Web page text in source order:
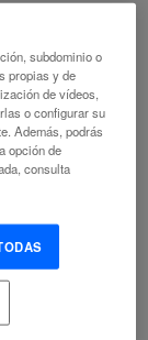
para el
entre distintas
creciente y los
entre
para
subdominio o
propias y de
de vídeos,
o configurar su
Además, podrás
opción de
consulta